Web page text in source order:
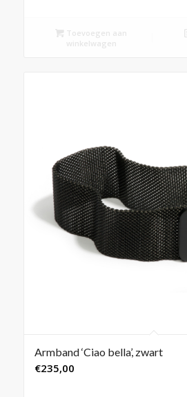
Toevoegen aan
winkelwagen
Armband ‘Ciao bella’, zwart
€235,00